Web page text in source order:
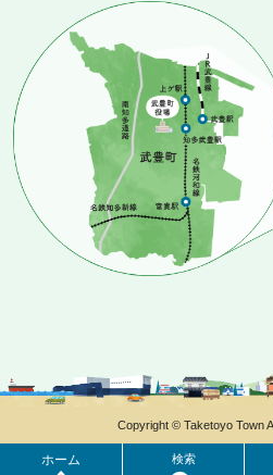
ホーム 検索
Copyright © Taketoyo Town